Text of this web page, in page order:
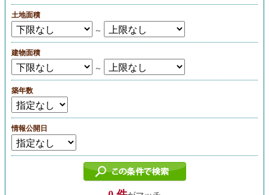
土地面積
～
建物面積
～
築年数
情報公開日